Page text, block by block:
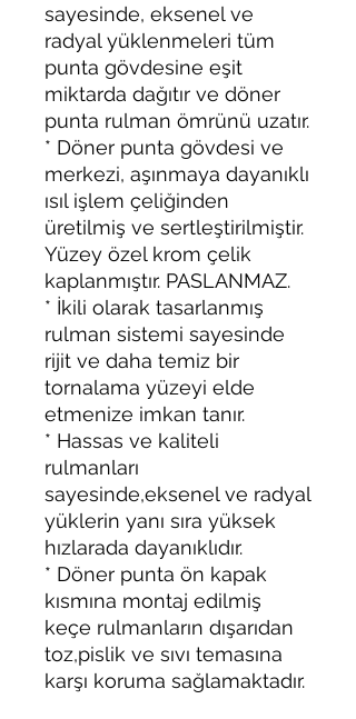
sayesinde, eksenel ve
radyal yüklenmeleri tüm
punta gövdesine eşit
miktarda dağıtır ve döner
punta rulman ömrünü uzatır.
* Döner punta gövdesi ve
merkezi, aşınmaya dayanıklı
ısıl işlem çeliğinden
üretilmiş ve sertleştirilmiştir.
Yüzey özel krom çelik
kaplanmıştır. PASLANMAZ.
* İkili olarak tasarlanmış
rulman sistemi sayesinde
rijit ve daha temiz bir
tornalama yüzeyi elde
etmenize imkan tanır.
* Hassas ve kaliteli
rulmanları
sayesinde,eksenel ve radyal
yüklerin yanı sıra yüksek
hızlarada dayanıklıdır.
* Döner punta ön kapak
kısmına montaj edilmiş
keçe rulmanların dışarıdan
toz,pislik ve sıvı temasına
karşı koruma sağlamaktadır.